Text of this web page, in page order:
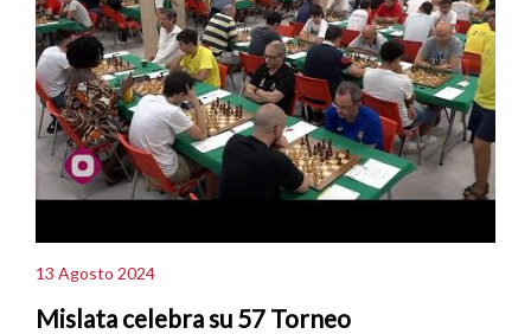
13 Agosto 2024
Mislata celebra su 57 Torneo